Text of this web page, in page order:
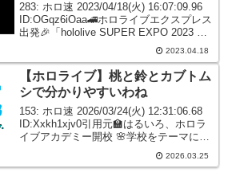
283: ホロ速 2023/04/18(火) 16:07:09.96
ID:OGqz6iOaa🚄ホロライブエクスプレス
出発🎉「hololive SUPER EXPO 2023 ア
フターパーティ in 博多」開催決定🎊✅ピ
2023.04.18
【ホロライブ】桃と鈴とカブトム
シで分かりやすいわね
153: ホロ速 2026/03/24(火) 12:31:06.68
ID:Xxkh1xjv0引用元🏫はるいろ、ホロラ
イブアカデミー開校 🌸学校をテーマに、
ホロライブプロダクション所属の4名が可
愛い制服姿で登場！詳細は近日公開！こ
2026.03.25